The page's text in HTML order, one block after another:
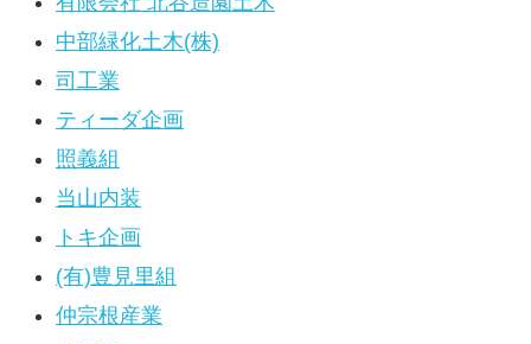
中部緑化土木(株)
司工業
ティーダ企画
照義組
当山内装
トキ企画
(有)豊見里組
仲宗根産業